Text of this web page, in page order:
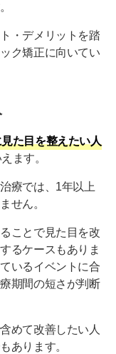
・デメリットを踏
ク矯正に向いてい
た目を整えたい人
ます。
療では、1年以上
せん。
ことで見た目を改
るケースもありま
いるイベントに合
期間の短さが判断
めて改善したい人
あります。